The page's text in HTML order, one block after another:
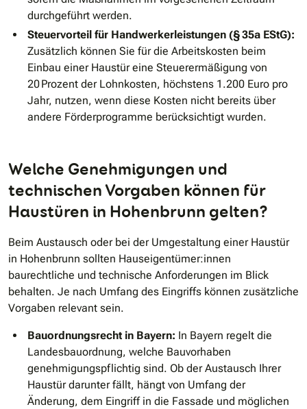
durchgeführt werden.
Steuervorteil für Handwerkerleistungen (§ 35a EStG):
Zusätzlich können Sie für die Arbeitskosten beim
Einbau einer Haustür eine Steuerermäßigung von
20 Prozent der Lohnkosten, höchstens 1.200 Euro pro
Jahr, nutzen, wenn diese Kosten nicht bereits über
andere Förderprogramme berücksichtigt wurden.
Welche Genehmigungen und
technischen Vorgaben können für
Haustüren in Hohenbrunn gelten?
Beim Austausch oder bei der Umgestaltung einer Haustür
in Hohenbrunn sollten Hauseigentümer:innen
baurechtliche und technische Anforderungen im Blick
behalten. Je nach Umfang des Eingriffs können zusätzliche
Vorgaben relevant sein.
Bauordnungsrecht in Bayern: In Bayern regelt die
Landesbauordnung, welche Bauvorhaben
genehmigungspflichtig sind. Ob der Austausch Ihrer
Haustür darunter fällt, hängt von Umfang der
Änderung, dem Eingriff in die Fassade und möglichen